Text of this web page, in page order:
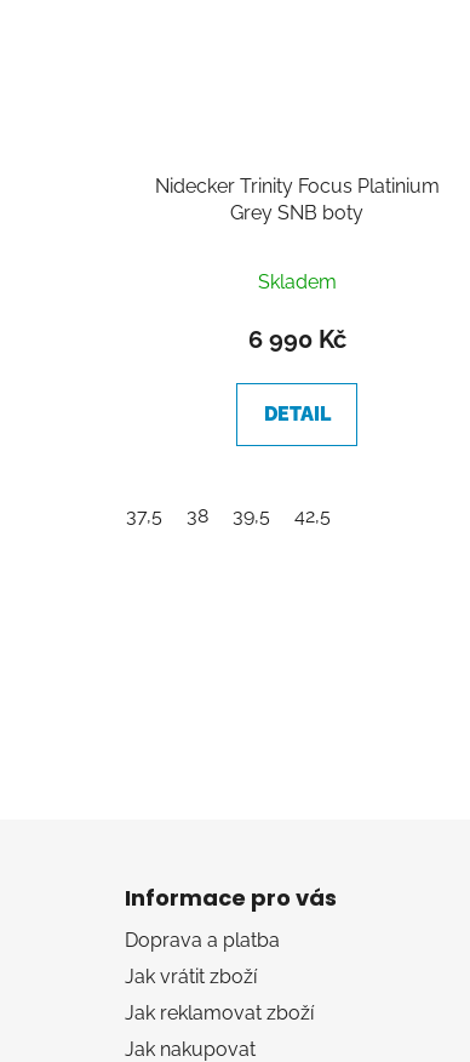
Nidecker Trinity Focus Platinium
Grey SNB boty
Skladem
6 990 Kč
DETAIL
37,5 38 39,5 42,5
Informace pro vás
Doprava a platba
Jak vrátit zboží
Jak reklamovat zboží
Jak nakupovat